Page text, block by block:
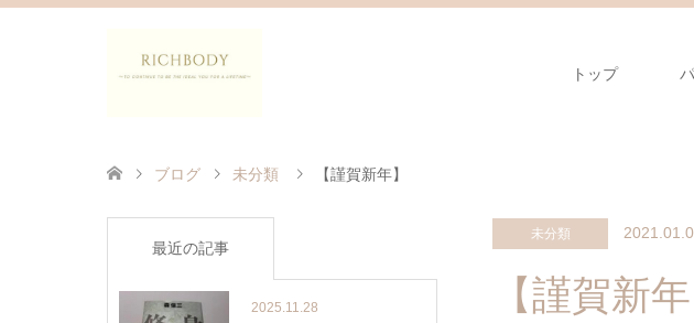
トップ
ブログ 未分類 【謹賀新年】
未分類
【謹賀新年
最近の記事
2025.11.28